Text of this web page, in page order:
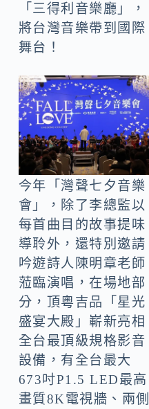
「三得利音樂廳」，
將台灣音樂帶到國際
舞台！
今年「灣聲七夕音樂
會」，除了李總監以
每首曲目的故事提味
導聆外，還特別邀請
吟遊詩人陳明章老師
蒞臨演唱，在場地部
分，頂粵吉品「星光
盛宴大殿」嶄新亮相
全台最頂級規格影音
設備，有全台最大
673吋P1.5 LED最高
畫質8K電視牆、兩側